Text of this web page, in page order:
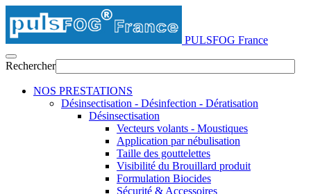
PULSFOG France
Rechercher
NOS PRESTATIONS
Désinsectisation - Désinfection - Dératisation
Désinsectisation
Vecteurs volants - Moustiques
Application par nébulisation
Taille des gouttelettes
Visibilité du Brouillard produit
Formulation Biocides
Sécurité & Accessoires